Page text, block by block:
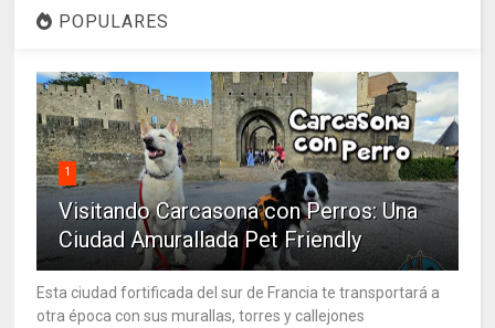
POPULARES
1
Visitando Carcasona con Perros: Una
Ciudad Amurallada Pet Friendly
Esta ciudad fortificada del sur de Francia te transportará a
otra época con sus murallas, torres y callejones